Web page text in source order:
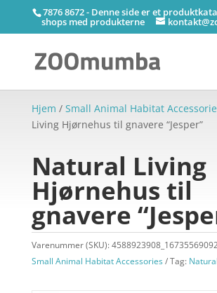
7876 8672 - Denne side er et
shops med produkterne
Hjem / Small Animal Habitat
Living Hjørnehus til gnavere “Jesper”
Natural Living
Hjørnehus til
gnavere
Varenummer (SKU):
Small Animal Habitat Accessories
Tag: